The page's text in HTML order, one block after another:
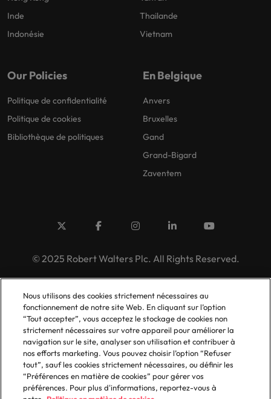
Inde
Indonésie
Thailande
Vietnam
Our Policies
Politique de confidentialité
Politique de cookies
Bibliothèque de politiques
En Belgique
Anvers
Bruxelles
Gand
Grand-Bigard
Zaventem
© 2025 Robert Walters Plc. All Rights Reserved.
Nous utilisons des cookies strictement nécessaires au
fonctionnement de notre site Web. En cliquant sur l’option
“Tout accepter”, vous acceptez le stockage de cookies non
strictement nécessaires sur votre appareil pour améliorer la
navigation sur le site, analyser son utilisation et contribuer à
nos efforts marketing. Vous pouvez choisir l’option “Refuser
tout”, sauf les cookies strictement nécessaires, ou définir les
“Préférences en matière de cookies” pour gérer vos
préférences. Pour plus d'informations, reportez-vous à